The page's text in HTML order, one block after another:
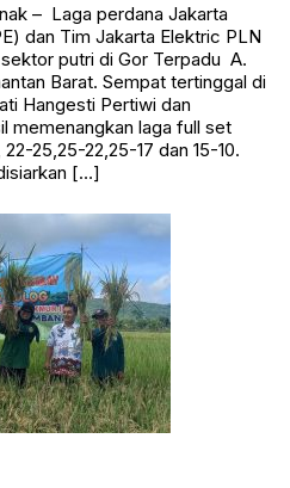
– Laga perdana Jakarta
dan Tim Jakarta Elektric PLN
putri di Gor Terpadu A.
Barat. Sempat tertinggal di
Hangesti Pertiwi dan
memenangkan laga full set
25,25-22,25-17 dan 15-10.
[…]